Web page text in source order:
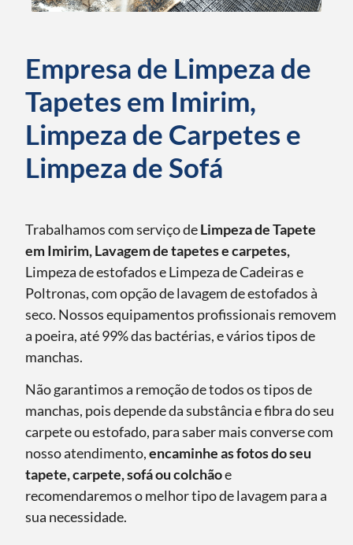
Empresa de Limpeza de
Tapetes em Imirim,
Limpeza de Carpetes e
Limpeza de Sofá
Trabalhamos com serviço deLimpeza de Tapete
em Imirim, Lavagem de tapetes e carpetes,
Limpeza de estofados e Limpeza de Cadeiras e
Poltronas, com opção de lavagem de estofados à
seco. Nossos equipamentos profissionais removem
a poeira, até 99% das bactérias, e vários tipos de
manchas.
Não garantimos a remoção de todos os tipos de
manchas, pois depende da substância e fibra do seu
carpete ou estofado, para saber mais converse com
nosso atendimento,encaminhe as fotos do seu
tapete, carpete, sofá ou colchãoe
recomendaremos o melhor tipo de lavagem para a
sua necessidade.